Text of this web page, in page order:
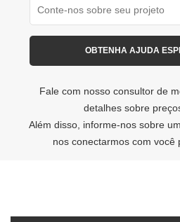
Fale com nosso consultor de
detalhes sobre
Além disso, informe-nos sobre
nos conectarmos com você